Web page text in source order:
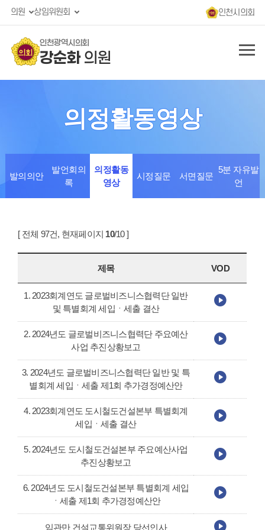
의원 상임위원회 인천시의회
인천광역시의회
강순화의원
의정활동영상
발의의안
발언회의
록
의정활동
영상
시정질문 서면질문
5분 자유발
언
[ 전체 97건, 현재페이지 10/10 ]
제목 VOD
1. 2023회계연도 글로벌비즈니스협력단 일반
및 특별회계 세입ㆍ세출 결산
2. 2024년도 글로벌비즈니스협력단 주요예산
사업 추진상황보고
3. 2024년도 글로벌비즈니스협력단 일반 및 특
별회계 세입ㆍ세출 제1회 추가경정예산안
4. 2023회계연도 도시철도건설본부 특별회계
세입ㆍ세출 결산
5. 2024년도 도시철도건설본부 주요예산사업
추진상황보고
6. 2024년도 도시철도건설본부 특별회계 세입
ㆍ세출 제1회 추가경정예산안
임관만 건설교통위원장 당선인사